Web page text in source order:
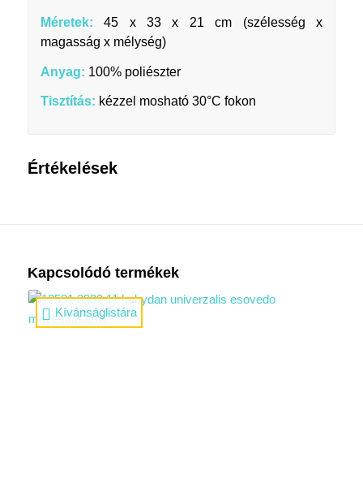
Méretek: 45 x 33 x 21 cm (szélesség x
magasság x mélység)
Anyag: 100% poliészter
Tisztítás: kézzel mosható 30°C fokon
Értékelések
Kapcsolódó termékek
Kívánságlistára